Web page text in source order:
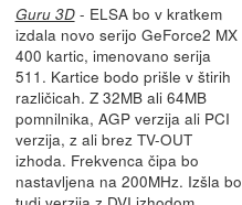
Guru 3D- ELSA bo v kratkem
izdala novo serijo GeForce2 MX
400 kartic, imenovano serija
511. Kartice bodo prišle v štirih
različicah. Z 32MB ali 64MB
pomnilnika, AGP verzija ali PCI
verzija, z ali brez TV-OUT
izhoda. Frekvenca čipa bo
nastavljena na 200MHz. Izšla bo